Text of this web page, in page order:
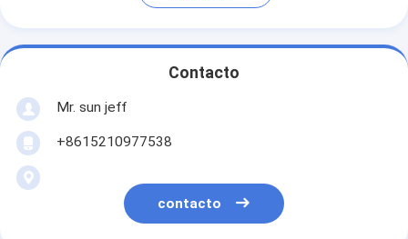
Contacto
Mr. sun jeff
+8615210977538
contacto